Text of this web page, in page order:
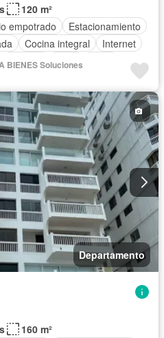
120 m²
empotrado
Estacionamiento
Cocina integral
Internet
Terraza Agua
personas con discapacidad
Sauna
Seguridad
Cancha de tenis
BIENES Soluciones
Departamento
160 m²